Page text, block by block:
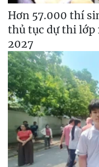
Hơn 57.000 thí
thủ tục dự thi lớp
2027